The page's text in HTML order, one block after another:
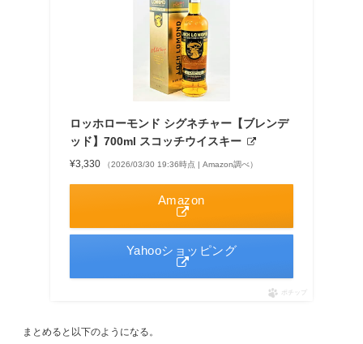
ロッホローモンド シグネチャー【ブレンデ
ッド】700ml スコッチウイスキー
¥3,330 （2026/03/30 19:36時点 | Amazon調べ）
Amazon
Yahooショッピング
ポチップ
まとめると以下のようになる。